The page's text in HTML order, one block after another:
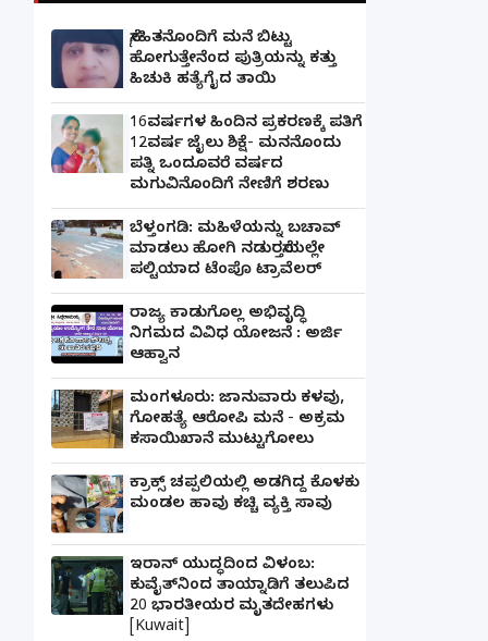
ಸ್ನೇಹಿತನೊಂದಿಗೆ ಮನೆ ಬಿಟ್ಟು
ಹೋಗುತ್ತೇನೆಂದ ಪುತ್ರಿಯನ್ನು ಕತ್ತು
ಹಿಚುಕಿ ಹತ್ಯೆಗೈದ ತಾಯಿ
16ವರ್ಷಗಳ ಹಿಂದಿನ ಪ್ರಕರಣಕ್ಕೆ ಪತಿಗೆ
12ವರ್ಷ ಜೈಲು ಶಿಕ್ಷೆ- ಮನನೊಂದು
ಪತ್ನಿ ಒಂದೂವರೆ ವರ್ಷದ
ಮಗುವಿನೊಂದಿಗೆ ನೇಣಿಗೆ ಶರಣು
ಬೆಳ್ತಂಗಡಿ: ಮಹಿಳೆಯನ್ನು ಬಚಾವ್
ಮಾಡಲು ಹೋಗಿ ನಡುರಸ್ತೆಯಲ್ಲೇ
ಪಲ್ಟಿಯಾದ ಟೆಂಪೊ ಟ್ರಾವೆಲರ್
ರಾಜ್ಯ ಕಾಡುಗೊಲ್ಲ ಅಭಿವೃದ್ಧಿ
ನಿಗಮದ ವಿವಿಧ ಯೋಜನೆ : ಅರ್ಜಿ
ಆಹ್ವಾನ
ಮಂಗಳೂರು: ಜಾನುವಾರು ಕಳವು,
ಗೋಹತ್ಯೆ ಆರೋಪಿ ಮನೆ - ಅಕ್ರಮ
ಕಸಾಯಿಖಾನೆ ಮುಟ್ಟುಗೋಲು
ಕ್ರಾಕ್ಸ್ ಚಪ್ಪಲಿಯಲ್ಲಿ ಅಡಗಿದ್ದ ಕೊಳಕು
ಮಂಡಲ ಹಾವು ಕಚ್ಚಿ ವ್ಯಕ್ತಿ ಸಾವು
ಇರಾನ್ ಯುದ್ಧದಿಂದ ವಿಳಂಬ:
ಕುವೈತ್‌ನಿಂದ ತಾಯ್ನಾಡಿಗೆ ತಲುಪಿದ
20 ಭಾರತೀಯರ ಮೃತದೇಹಗಳು
[Kuwait]